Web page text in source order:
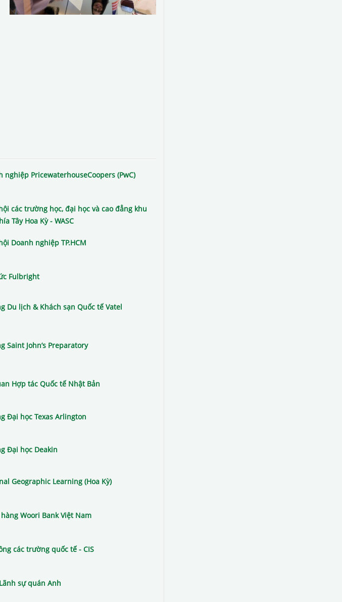
nghiệp PricewaterhouseCoopers (PwC)
các trường học, đại học và cao đẳng khu
Tây Hoa Kỳ - WASC
Doanh nghiệp TP.HCM
Fulbright
Du lịch & Khách sạn Quốc tế Vatel
Saint John’s Preparatory
Hợp tác Quốc tế Nhật Bản
Đại học Texas Arlington
Đại học Deakin
Geographic Learning (Hoa Kỳ)
Woori Bank Việt Nam
các trường quốc tế - CIS
sự quán Anh